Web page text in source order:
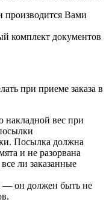
производится Вами
комплект документов
при приеме заказа в
накладной вес при
Посылка должна
и не разорвана
ли заказанные
— он должен быть не